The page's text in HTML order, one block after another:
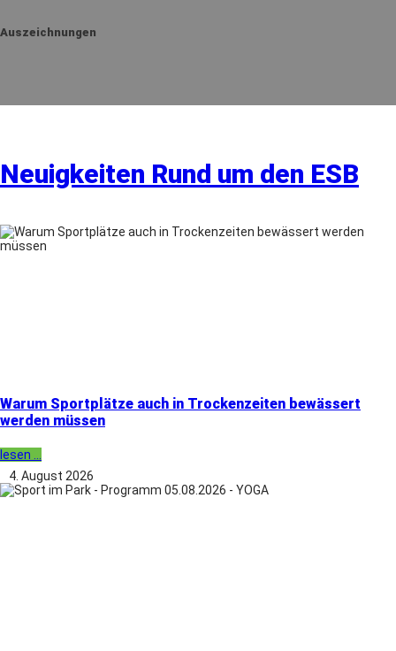
Auszeichnungen
Neuigkeiten Rund um den ESB
Warum Sportplätze auch in Trockenzeiten bewässert
werden müssen
lesen ...
4. August 2026